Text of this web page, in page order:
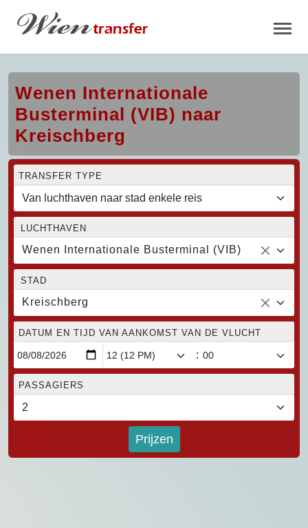
Wenen Internationale
Busterminal (VIB) naar
Kreischberg
TRANSFER TYPE
LUCHTHAVEN
Wenen Internationale Busterminal (VIB)
STAD
Kreischberg
DATUM EN TIJD VAN AANKOMST VAN DE VLUCHT
:
PASSAGIERS
Prijzen